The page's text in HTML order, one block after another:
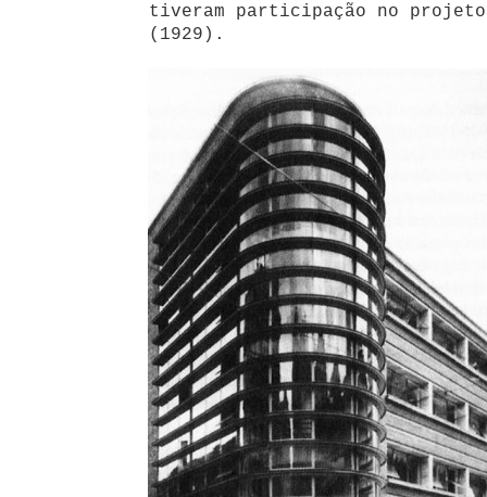
tiveram participação no projeto
(1929).